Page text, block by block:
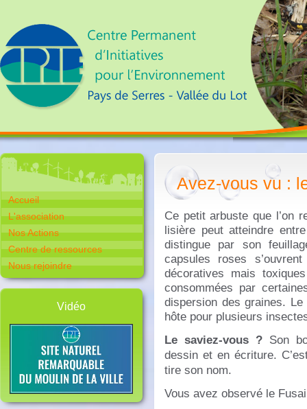
Accueil
L'association
Nos Actions
Centre de ressources
Nous rejoindre
Vidéo
Avez-vous vu :
Ce petit arbuste que l’on
lisière peut atteindre
distingue par son
capsules roses
décoratives mais
consommées par
dispersion des graines. Le
hôte pour plusieurs
Le saviez-vous ? Son
dessin et en écriture.
tire son nom.
Vous avez observé le